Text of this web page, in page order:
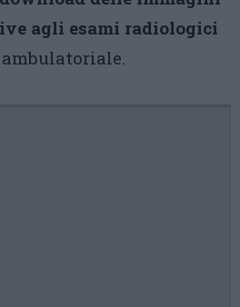
agli esami radiologici